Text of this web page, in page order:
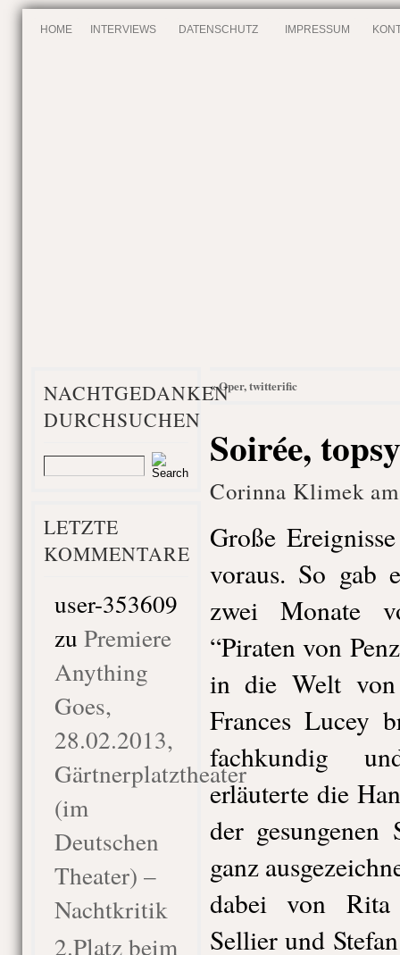
HOME INTERVIEWS DATENSCHUTZ IMPRESSUM
NACHTGEDANKEN
DURCHSUCHEN
LETZTE
KOMMENTARE
user-353609
zu Premiere
Anything
Goes,
28.02.2013,
Gärtnerplatztheater
(im
Deutschen
Theater) –
Nachtkritik
2.Platz beim
«Oper, twitterific
Soirée,
Corinna Klimek
Große
voraus. So gab
zwei Monate
“Piraten von
in die Welt
Frances Lucey
fachkundig
erläuterte die
der gesungenen
ganz
dabei von Rita
Sellier und